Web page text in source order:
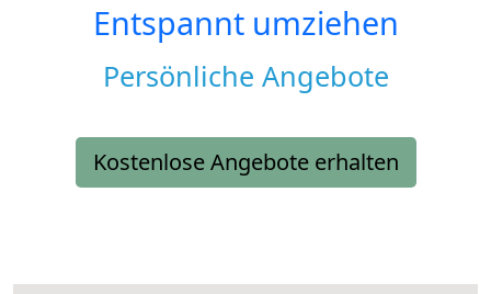
Entspannt umziehen
Persönliche Angebote
Kostenlose Angebote erhalten